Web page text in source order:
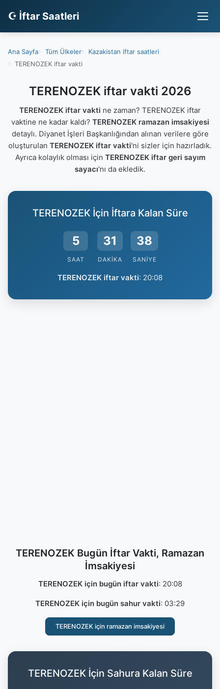
☪ İftar Saatleri
Ana Sayfa Tüm Ülkeler
Kazakistan iftar saatleri
TERENOZEK iftar vakti
TERENOZEK iftar vakti 2026
TERENOZEK iftar vakti ne zaman? TERENOZEK iftar
vaktine ne kadar kaldı? TERENOZEK ramazan imsakiyesi
detaylı. Diyanet İşleri Başkanlığından alınan verilere göre
oluşturulan TERENOZEK iftar vakti'ni sizler için hazırladık.
Ayrıca kolaylık olması için TERENOZEK iftar geri sayım
sayacı'nı da ekledik.
TERENOZEK İçin İftara Kalan Süre
5
SAAT
31
DAKIKA
37
SANIYE
TERENOZEK iftar vakti: 20:08
TERENOZEK Bugün İftar Vakti, Ramazan
İmsakiyesi
TERENOZEK için bugün iftar vakti: 20:08
TERENOZEK için bugün sahur vakti: 03:29
TERENOZEK için ramazan imsakiyesi
TERENOZEK İçin Sahura Kalan Süre